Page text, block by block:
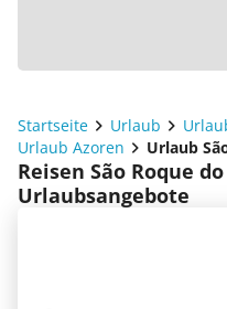
Startseite Urlaub
Urlaub Azoren
Urlaub
Reisen São Roque
Urlaubsangebote